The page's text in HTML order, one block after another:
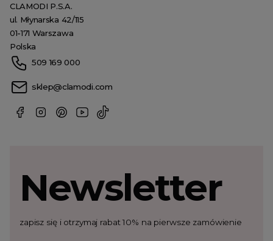
CLAMODI P.S.A.
ul. Młynarska 42/115
01-171 Warszawa
Polska
509 169 000
sklep@clamodi.com
Newsletter
zapisz się i otrzymaj rabat 10% na pierwsze zamówienie